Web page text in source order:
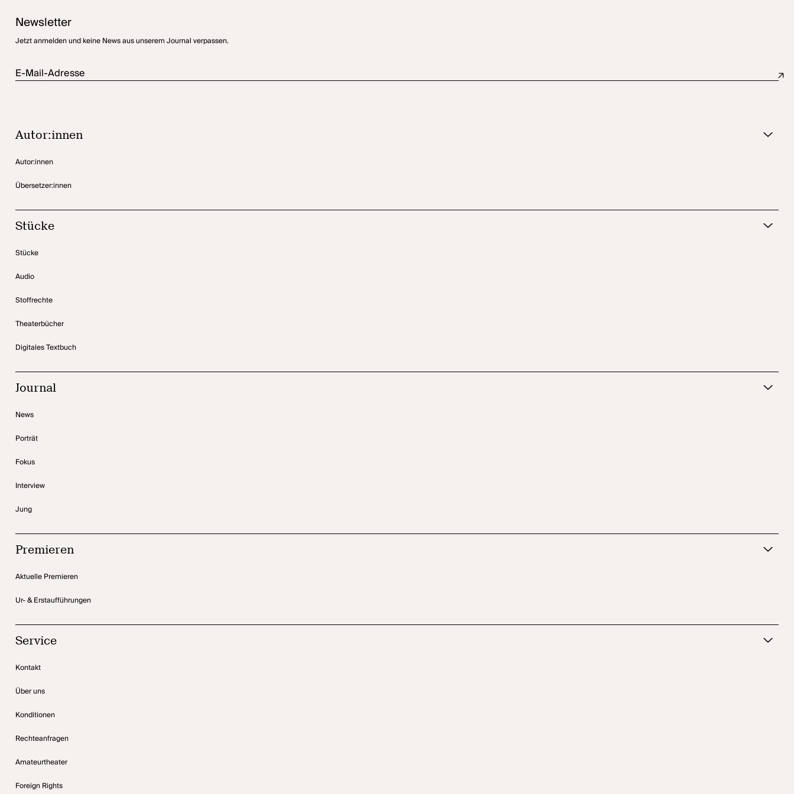
Newsletter
Jetzt anmelden und keine News aus unserem Journal verpassen.
E-Mail-Adresse
Autor:innen
Autor:innen
Übersetzer:innen
Stücke
Stücke
Audio
Stoffrechte
Theaterbücher
Digitales Textbuch
Journal
News
Porträt
Fokus
Interview
Jung
Premieren
Aktuelle Premieren
Ur- & Erstaufführungen
Service
Kontakt
Über uns
Konditionen
Rechteanfragen
Amateurtheater
Foreign Rights